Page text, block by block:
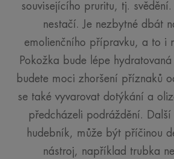
souvisejícího pruritu, tj.
nestačí. Je nezbytné dbát
emolienčního přípravku, a to i
Pokožka bude lépe
budete moci zhoršení příznaků
se také vyvarovat dotýkání a
předcházeli podráždění.
hudebník, může být příčinou
nástroj, například trubka